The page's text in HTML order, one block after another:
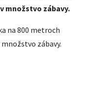
množstvo zábavy.
na 800 metroch
množstvo zábavy.